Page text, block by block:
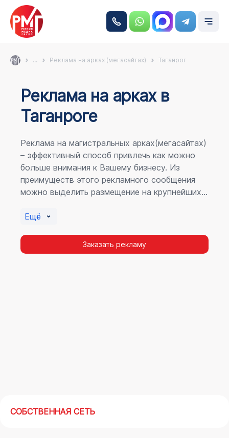
... Реклама на арках (мегасайтах) Таганрог
Реклама на аркаx в
Таганроге
Реклама на магистральных арках(мегасайтах)
– эффективный способ привлечь как можно
больше внимания к Вашему бизнесу. Из
преимуществ этого рекламного сообщения
можно выделить размещение на крупнейших
пешеходному потоку расположение в прямой
повторных контактов.
Ещё
Заказать рекламу
СОБСТВЕННАЯ СЕТЬ